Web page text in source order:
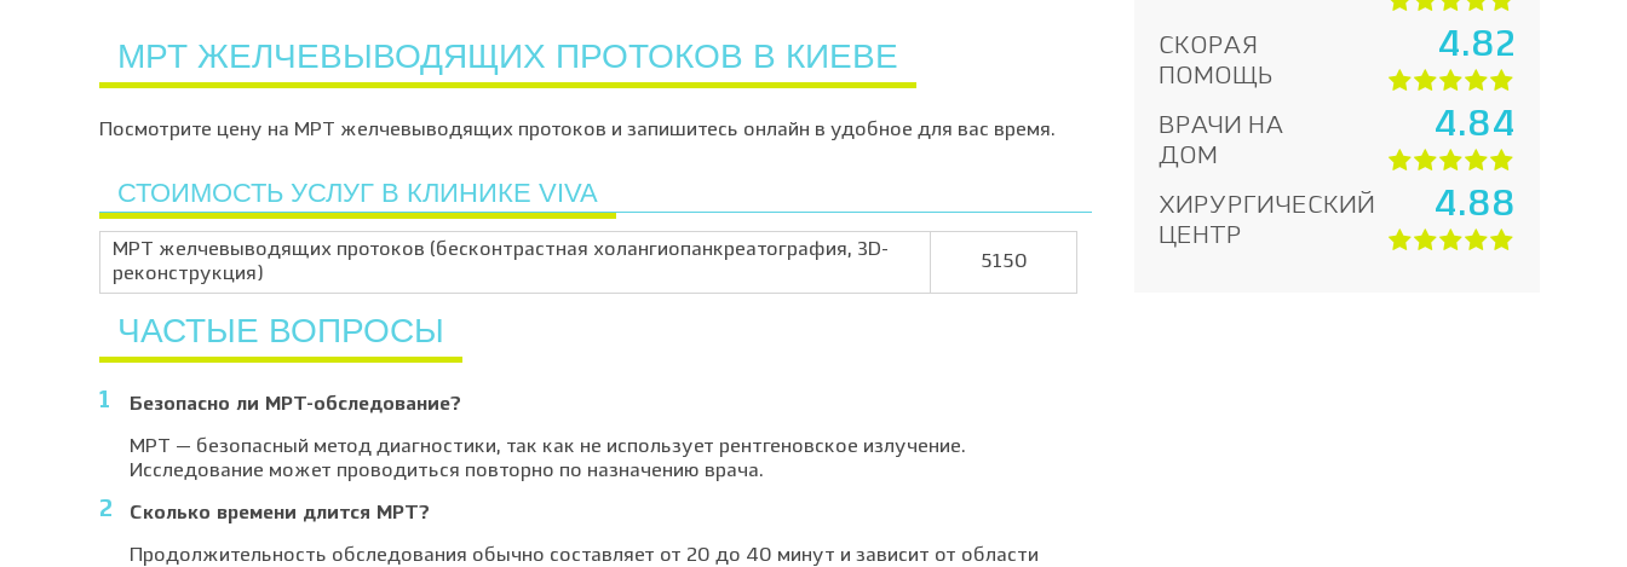
МРТ ЖЕЛЧЕВЫВОДЯЩИХ ПРОТОКОВ В КИЕВЕ
Посмотрите цену на МРТ желчевыводящих протоков и запишитесь онлайн в удобное для вас время.
СТОИМОСТЬ УСЛУГ В КЛИНИКЕ VIVA
МРТ желчевыводящих протоков (бесконтрастная холангиопанкреатография, 3D-
реконструкция)
5150
ЧАСТЫЕ ВОПРОСЫ
Безопасно ли МРТ-обследование?
МРТ — безопасный метод диагностики, так как не использует рентгеновское излучение.
Исследование может проводиться повторно по назначению врача.
Сколько времени длится МРТ?
Продолжительность обследования обычно составляет от 20 до 40 минут и зависит от области
СКОРАЯ
ПОМОЩЬ
4.82
ВРАЧИ НА
ДОМ
4.84
ХИРУРГИЧЕСКИЙ
ЦЕНТР
4.88